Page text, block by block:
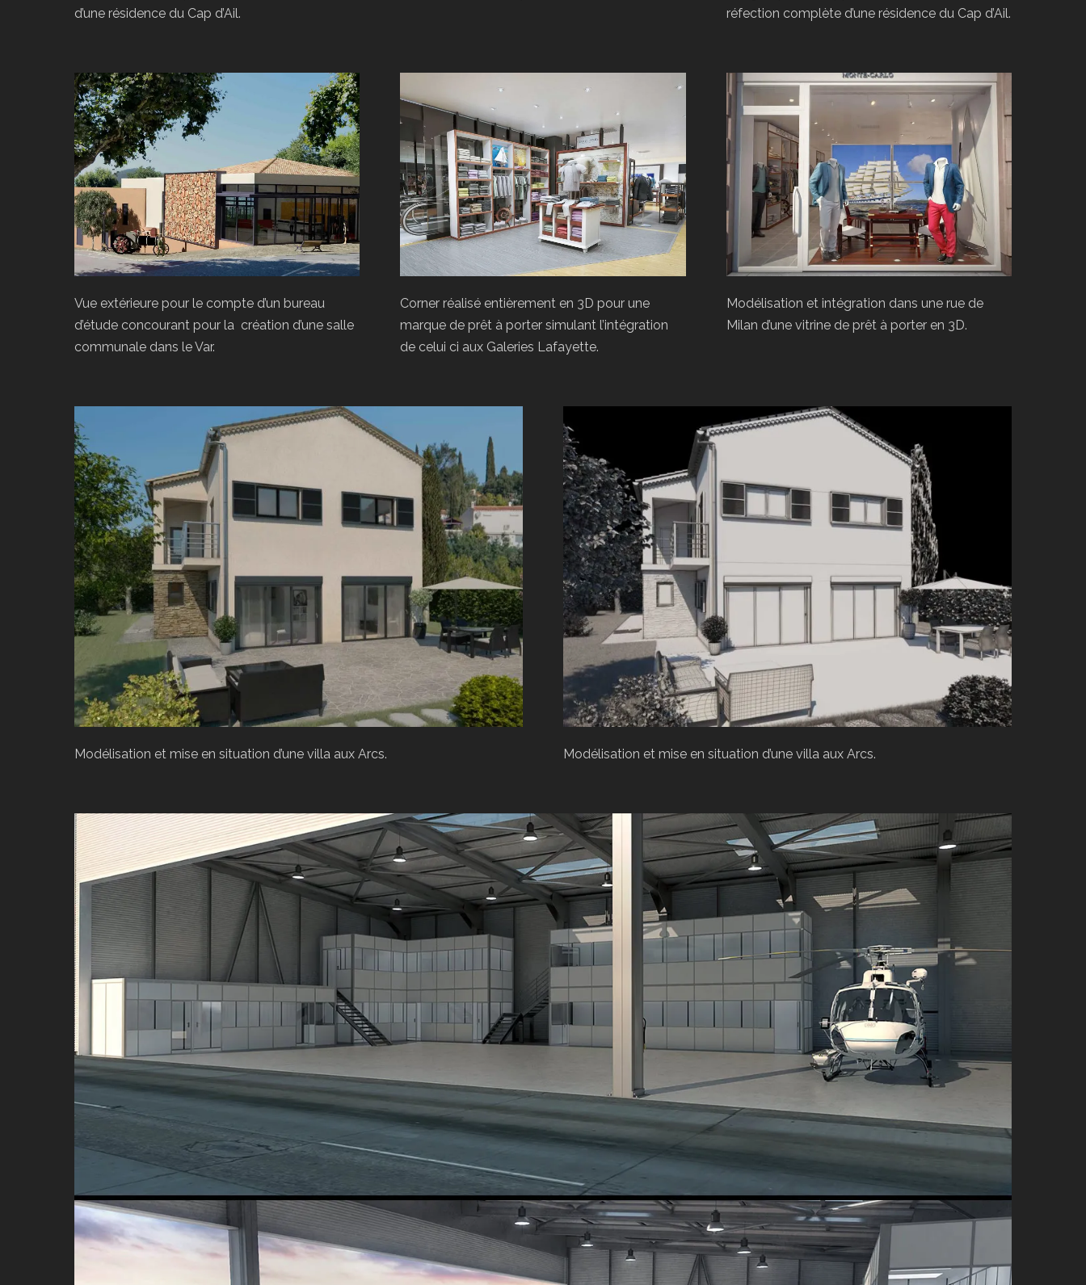
d’une résidence du Cap d’Ail.
réfection complète d’une résidence du Cap d’Ail.
Vue extérieure pour le compte d’un bureau
d’étude concourant pour la création d’une salle
communale dans le Var.
Corner réalisé entièrement en 3D pour une
marque de prêt à porter simulant l’intégration
de celui ci aux Galeries Lafayette.
Modélisation et intégration dans une rue de
Milan d’une vitrine de prêt à porter en 3D.
Modélisation et mise en situation d’une villa aux Arcs. Modélisation et mise en situation d’une villa aux Arcs.